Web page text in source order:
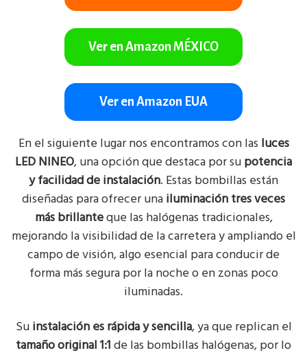
Ver en Amazon MÉXICO
Ver en Amazon EUA
En el siguiente lugar nos encontramos con las luces
LED NINEO, una opción que destaca por supotencia
y facilidad de instalación. Estas bombillas están
diseñadas para ofrecer unailuminación tres veces
más brillanteque las halógenas tradicionales,
mejorando la visibilidad de la carretera y ampliando el
campo de visión, algo esencial para conducir de
forma más segura por la noche o en zonas poco
iluminadas.
Suinstalación es rápida y sencilla, ya que replican el
tamaño original 1:1de las bombillas halógenas, por lo